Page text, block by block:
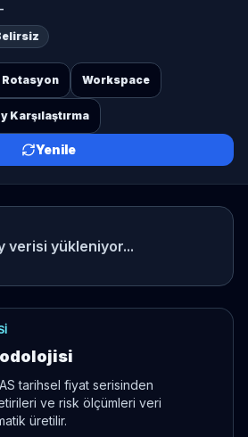
Rotasyon Workspace
Karşılaştırma
Yenile
verisi yükleniyor...
tarihsel fiyat serisinden
ve risk ölçümleri veri
üretilir.